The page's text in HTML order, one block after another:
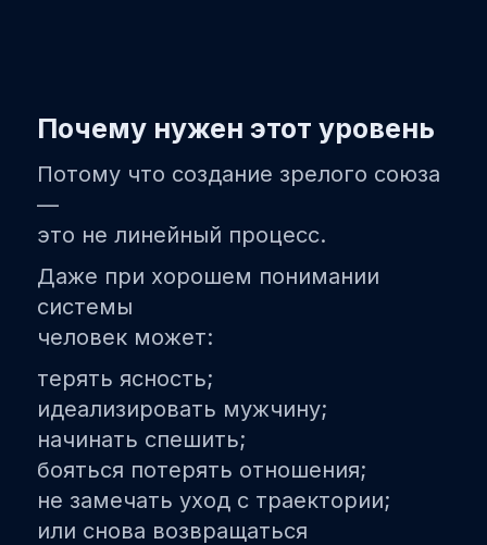
Почему нужен этот уровень
Потому что создание зрелого союза
—
это не линейный процесс.
Даже при хорошем понимании
системы
человек может:
терять ясность;
идеализировать мужчину;
начинать спешить;
бояться потерять отношения;
не замечать уход с траектории;
или снова возвращаться